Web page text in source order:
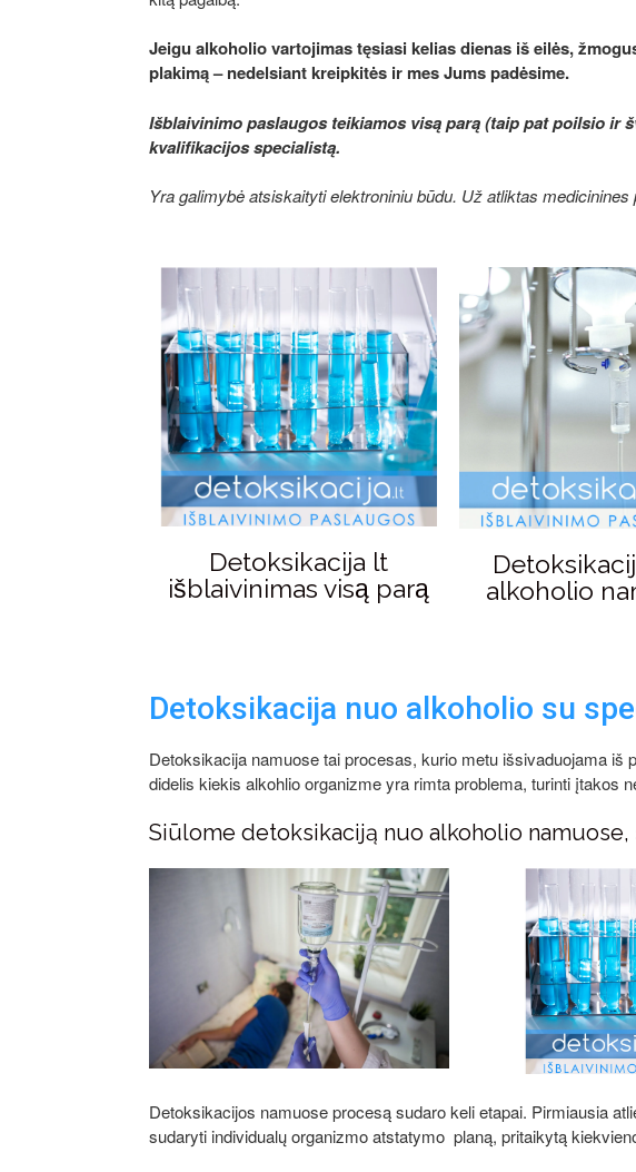
Jeigu alkoholio vartojimas tęsiasi kelias dienas iš eilės,
plakimą – nedelsiant kreipkitės ir mes Jums padėsime.
Išblaivinimo paslaugos teikiamos visą parą (taip pat poilsio ir
kvalifikacijos specialistą.
Yra galimybė atsiskaityti elektroniniu būdu. Už atliktas
Detoksikacija lt
išblaivinimas visą parą
alkoholio
Detoksikacija nuo alkoholio su
Detoksikacija namuose tai procesas, kurio metu išsivaduojama
didelis kiekis alkohlio organizme yra rimta problema, turinti įtakos
Siūlome detoksikaciją nuo alkoholio namuose,
Detoksikacijos namuose procesą sudaro keli etapai. Pirmiausia
sudaryti individualų organizmo atstatymo planą, pritaikytą